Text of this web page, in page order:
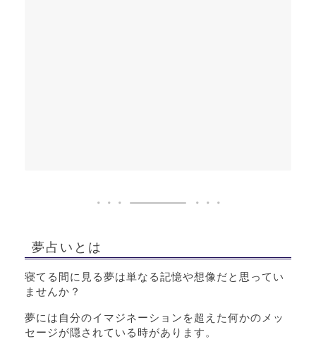
夢占いとは
寝てる間に見る夢は単なる記憶や想像だと思ってい
ませんか？
夢には自分のイマジネーションを超えた何かのメッ
セージが隠されている時があります。